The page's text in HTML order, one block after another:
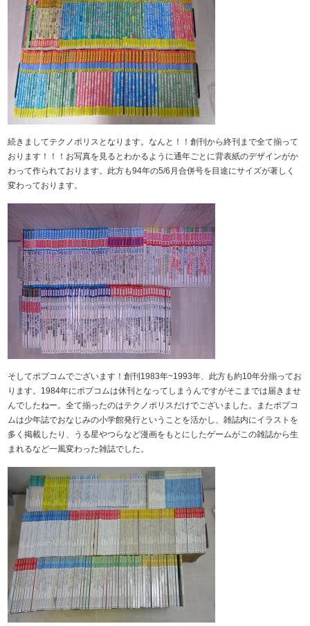
続きましてテクノポリスとなります。なんと！！創刊から終刊まで全て揃って
おります！！！お写真を見るとわかるように通年ごとに背表紙のデザインがか
わって作られております。此方も94年の5/6月合併号を目途にサイズが著しく
変わっております。
そしてポプコムでございます！創刊1983年~1993年、此方も約10年分揃ってお
ります。1984年にポプコムは休刊となってしまうんですがそこまでは届きませ
んでしたねー。全て揃ったのはテクノポリスだけでございました。またポプコ
ムは少年誌でおなじみの小学館発行ということを活かし、雑誌内にイラストを
多く掲載したり、うる星やつらなど漫画をもとにしたゲームがこの雑誌から生
まれるなど一風変わった雑誌でした。